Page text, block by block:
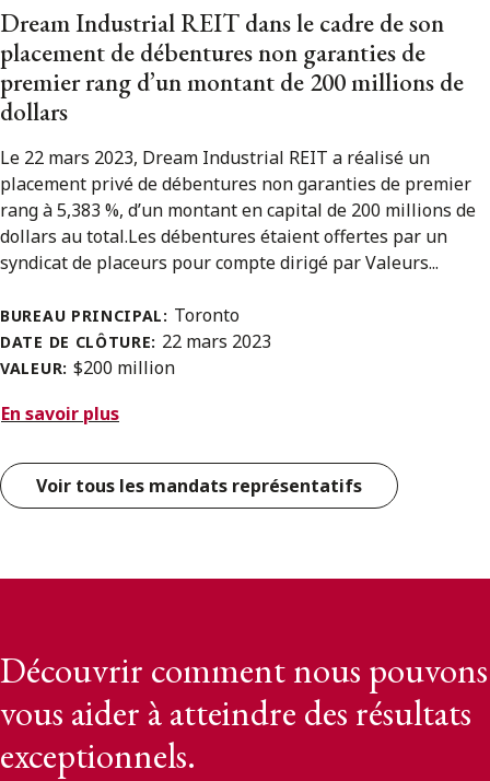
Dream Industrial REIT dans le cadre de son
placement de débentures non garanties de
premier rang d’un montant de 200 millions de
dollars
Le 22 mars 2023, Dream Industrial REIT a réalisé un
placement privé de débentures non garanties de premier
rang à 5,383 %, d’un montant en capital de 200 millions de
dollars au total.Les débentures étaient offertes par un
syndicat de placeurs pour compte dirigé par Valeurs...
BUREAU PRINCIPAL: Toronto
DATE DE CLÔTURE: 22 mars 2023
VALEUR: $200 million
En savoir plus
Voir tous les mandats représentatifs
Découvrir comment nous pouvons
vous aider à atteindre des résultats
exceptionnels.